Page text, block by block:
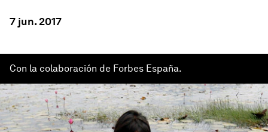
7 jun. 2017
Con la colaboración de Forbes España.